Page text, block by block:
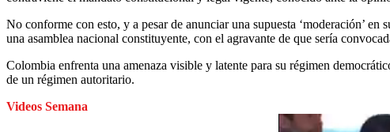
No conforme con esto, y a pesar de anunciar una supuesta ‘moderación’
una asamblea nacional constituyente, con el agravante de que sería
Colombia enfrenta una amenaza visible y latente para su régimen
de un régimen autoritario.
Videos Semana